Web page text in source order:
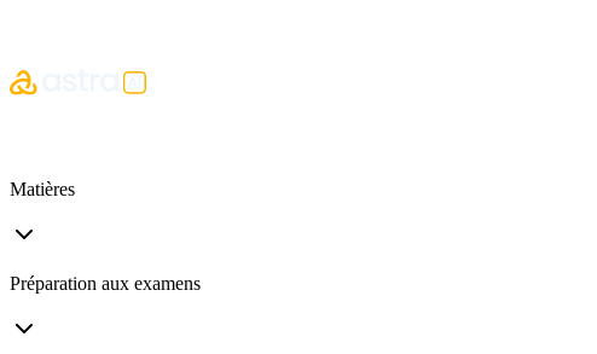
Matières
Préparation aux examens